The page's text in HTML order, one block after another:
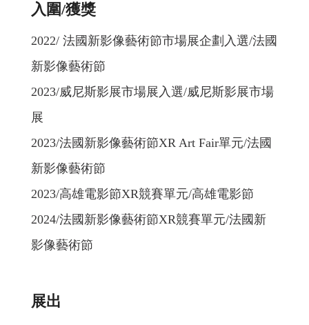
入圍/獲獎
2022/ 法國新影像藝術節市場展企劃入選/法國
新影像藝術節
2023/威尼斯影展市場展入選/威尼斯影展市場
展
2023/法國新影像藝術節XR Art Fair單元/法國
新影像藝術節
2023/高雄電影節XR競賽單元/高雄電影節
2024/法國新影像藝術節XR競賽單元/法國新
影像藝術節
展出